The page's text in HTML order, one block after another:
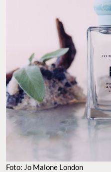
Foto: Jo Malone London